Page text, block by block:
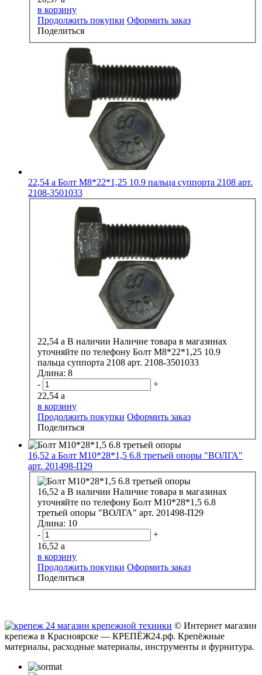
в корзину
Продолжить покупки Оформить заказ
Поделиться
22,54 a Болт М8*22*1,25 10.9 пальца суппорта 2108 арт.
2108-3501033
22,54 a В наличии Наличие товара в магазинах
уточняйте по телефону Болт М8*22*1,25 10.9
пальца суппорта 2108 арт. 2108-3501033
Длина: 8
-
+
22,54 a
в корзину
Продолжить покупки Оформить заказ
Поделиться
16,52 a Болт М10*28*1,5 6.8 третьей опоры "ВОЛГА"
арт. 201498-П29
16,52 a В наличии Наличие товара в магазинах
уточняйте по телефону Болт М10*28*1,5 6.8
третьей опоры "ВОЛГА" арт. 201498-П29
Длина: 10
-
+
16,52 a
в корзину
Продолжить покупки Оформить заказ
Поделиться
© Интернет магазин
крепежа в Красноярске — КРЕПЁЖ24.рф. Крепёжные
материалы, расходные материалы, инструменты и фурнитура.